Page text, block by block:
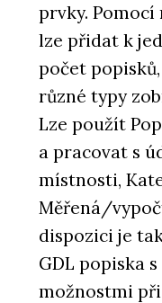
prvky. Pomocí
lze přidat k
počet
různé typy
Lze použít
a pracovat s
místnosti,
Měřená/
dispozici je
GDL popiska
možnostmi